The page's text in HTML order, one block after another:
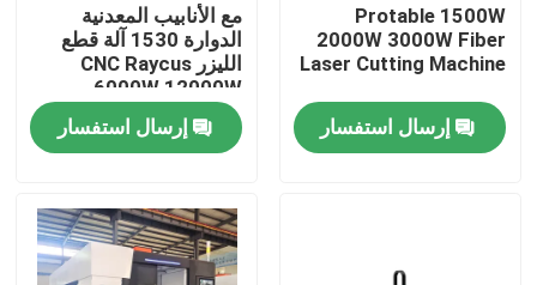
منزل
Protable 1500W
2000W 3000W Fiber
Laser Cutting Machine
إرسال استفسار
مع الأنابيب المعدنية
الدوارة 1530 آلة قطع
الليزر CNC Raycus
6000W 12000W
إرسال استفسار